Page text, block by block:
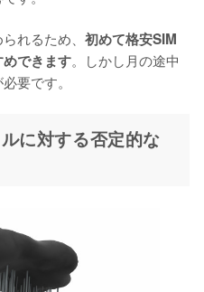
れるため、 初めて格安SIM
できます。しかし月の途中
要です。
に対する否定的な